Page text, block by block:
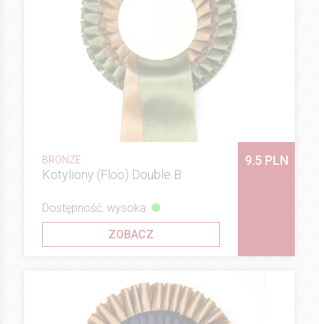
BRONZE
Kotyliony (Floo) Double B
9.5 PLN
Dostępność: wysoka
ZOBACZ